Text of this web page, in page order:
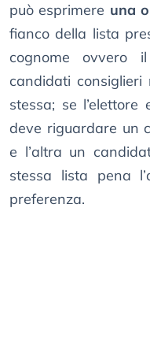
può esprimere una
fianco della lista
cognome ovvero
candidati
stessa; se
deve riguardare un
e l’altra un
stessa lista pena
preferenza.